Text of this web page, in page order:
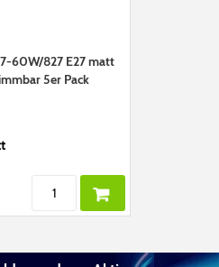
7-60W/827 E27 matt
5er Pack